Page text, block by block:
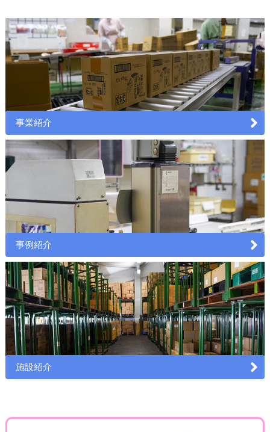
事業紹介
事例紹介
施設紹介